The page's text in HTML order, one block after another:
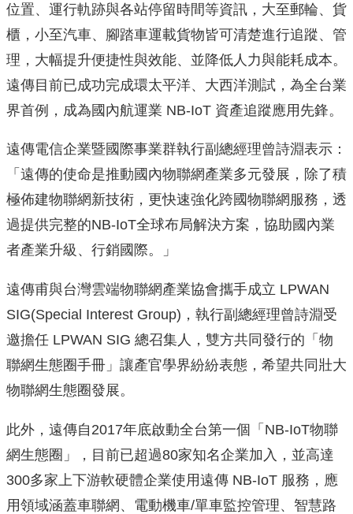
位置、運行軌跡與各站停留時間等資訊，大至郵輪、貨
櫃，小至汽車、腳踏車運載貨物皆可清楚進行追蹤、管
理，大幅提升便捷性與效能、並降低人力與能耗成本。
遠傳目前已成功完成環太平洋、大西洋測試，為全台業
界首例，成為國內航運業 NB-IoT 資產追蹤應用先鋒。
遠傳電信企業暨國際事業群執行副總經理曾詩淵表示：
「遠傳的使命是推動國內物聯網產業多元發展，除了積
極佈建物聯網新技術，更快速強化跨國物聯網服務，透
過提供完整的NB-IoT全球布局解決方案，協助國內業
者產業升級、行銷國際。」
遠傳甫與台灣雲端物聯網產業協會攜手成立 LPWAN
SIG(Special Interest Group)，執行副總經理曾詩淵受
邀擔任 LPWAN SIG 總召集人，雙方共同發行的「物
聯網生態圈手冊」讓產官學界紛紛表態，希望共同壯大
物聯網生態圈發展。
此外，遠傳自2017年底啟動全台第一個「NB-IoT物聯
網生態圈」，目前已超過80家知名企業加入，並高達
300多家上下游軟硬體企業使用遠傳 NB-IoT 服務，應
用領域涵蓋車聯網、電動機車/單車監控管理、智慧路